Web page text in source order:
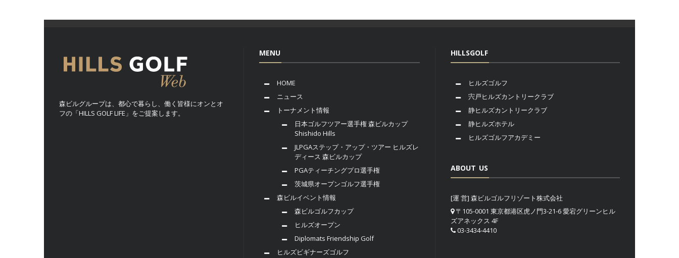
森ビルグループは、都心で暮らし、働く皆様にオンとオ
フの「HILLS GOLF LIFE」をご提案します。
MENU
HOME
ニュース
トーナメント情報
日本ゴルフツアー選手権 森ビルカップ
Shishido Hills
JLPGAステップ・アップ・ツアー ヒルズレ
ディース 森ビルカップ
PGAティーチングプロ選手権
茨城県オープンゴルフ選手権
森ビルイベント情報
森ビルゴルフカップ
ヒルズオープン
Diplomats Friendship Golf
ヒルズビギナーズゴルフ
HILLSGOLF
ヒルズゴルフ
宍戸ヒルズカントリークラブ
静ヒルズカントリークラブ
静ヒルズホテル
ヒルズゴルフアカデミー
ABOUT US
[運 営] 森ビルゴルフリゾート株式会社
〒105-0001 東京都港区虎ノ門3-21-6 愛宕グリーンヒル
ズアネックス 4F
03-3434-4410